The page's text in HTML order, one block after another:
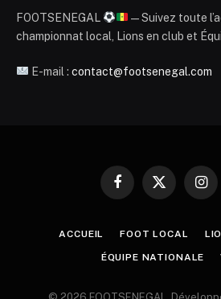
FOOTSENEGAL
— Suivez toute
championnat local, Lions en club et
E-mail : contact@footsenegal.com
Facebook
X
ACCUEIL FOOT LOCAL
ÉQUIPE NATIONALE